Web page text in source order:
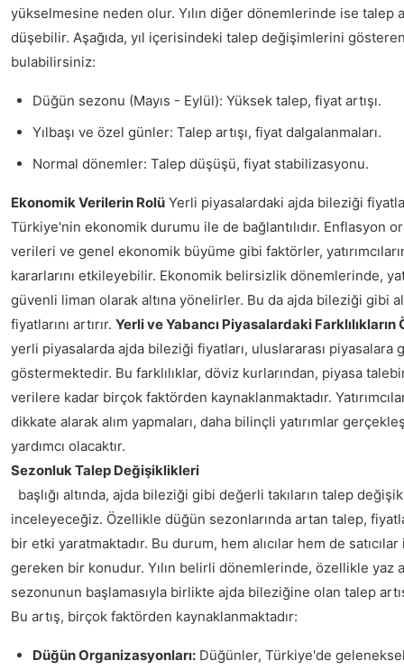
yükselmesine neden olur. Yılın diğer dönemlerinde ise talep
düşebilir. Aşağıda, yıl içerisindeki talep değişimlerini
bulabilirsiniz:
Düğün sezonu (Mayıs - Eylül): Yüksek talep, fiyat artışı.
Yılbaşı ve özel günler: Talep artışı, fiyat dalgalanmaları.
Normal dönemler: Talep düşüşü, fiyat stabilizasyonu.
Ekonomik Verilerin Rolü Yerli piyasalardaki ajda bileziği
Türkiye'nin ekonomik durumu ile de bağlantılıdır. Enflasyon
verileri ve genel ekonomik büyüme gibi faktörler,
kararlarını etkileyebilir. Ekonomik belirsizlik dönemlerinde,
güvenli liman olarak altına yönelirler. Bu da ajda bileziği gibi
fiyatlarını artırır. Yerli ve Yabancı Piyasalardaki Farklılıkların
yerli piyasalarda ajda bileziği fiyatları, uluslararası piyasalara
göstermektedir. Bu farklılıklar, döviz kurlarından, piyasa
verilere kadar birçok faktörden kaynaklanmaktadır.
dikkate alarak alım yapmaları, daha bilinçli yatırımlar
yardımcı olacaktır.
Sezonluk Talep Değişiklikleri
başlığı altında, ajda bileziği gibi değerli takıların talep
inceleyeceğiz. Özellikle düğün sezonlarında artan talep,
bir etki yaratmaktadır. Bu durum, hem alıcılar hem de satıcılar
gereken bir konudur. Yılın belirli dönemlerinde, özellikle yaz
sezonunun başlamasıyla birlikte ajda bileziğine olan talep
Bu artış, birçok faktörden kaynaklanmaktadır:
Düğün Organizasyonları: Düğünler, Türkiye'de